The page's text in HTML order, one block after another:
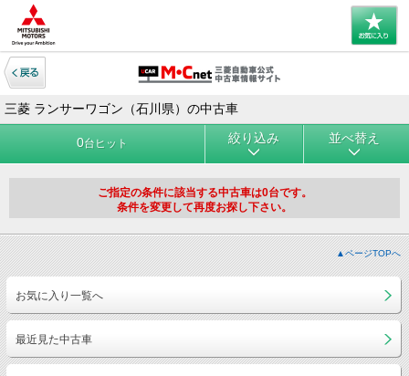
三菱 ランサーワゴン（石川県）の中古車
0台ヒット 絞り込み 並べ替え
ご指定の条件に該当する中古車は0台です。
条件を変更して再度お探し下さい。
▲ページTOPへ
お気に入り一覧へ
最近見た中古車